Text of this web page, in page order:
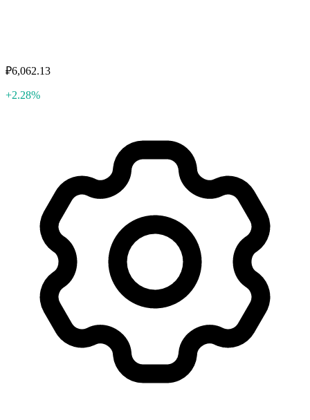
₽6,062.13
+2.28%